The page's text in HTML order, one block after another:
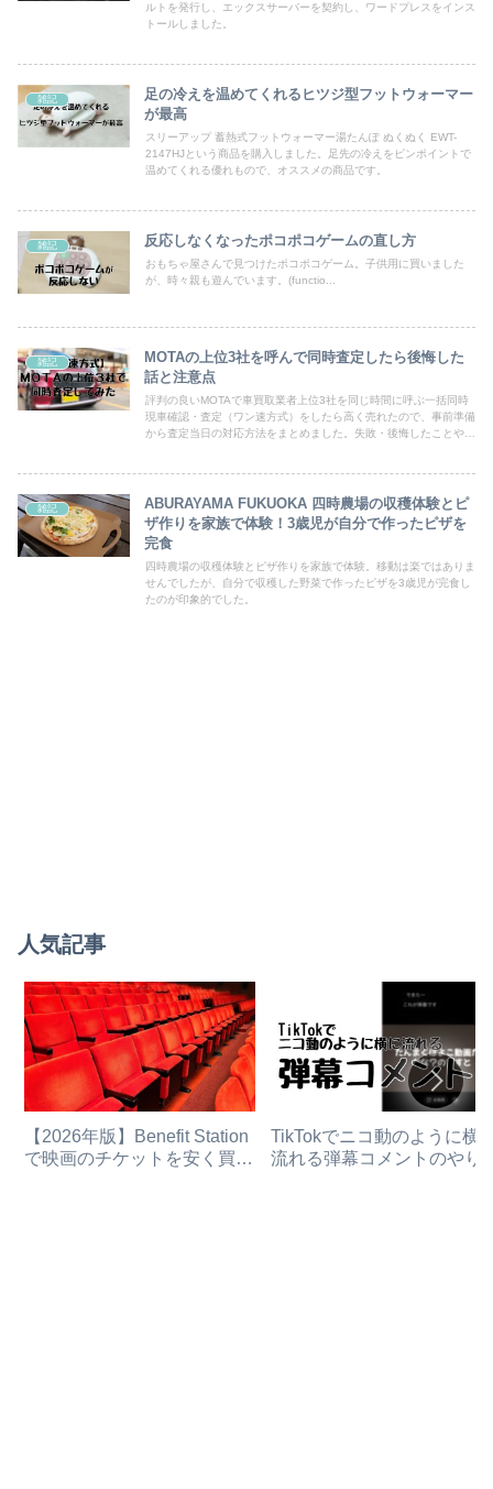
ルトを発行し、エックスサーバーを契約し、ワードプレスをインス
トールしました。
雑記
足の冷えを温めてくれるヒツジ型フットウォーマー
が最高
スリーアップ 蓄熱式フットウォーマー湯たんぽ ぬくぬく EWT-
2147HJという商品を購入しました。足先の冷えをピンポイントで
温めてくれる優れもので、オススメの商品です。
雑記 反応しなくなったポコポコゲームの直し方
おもちゃ屋さんで見つけたポコポコゲーム。子供用に買いました
が、時々親も遊んでいます。(functio...
雑記
MOTAの上位3社を呼んで同時査定したら後悔した
話と注意点
評判の良いMOTAで車買取業者上位3社を同じ時間に呼ぶ一括同時
現車確認・査定（ワン速方式）をしたら高く売れたので、事前準備
から査定当日の対応方法をまとめました。失敗・後悔したことや談
雑記
ABURAYAMA FUKUOKA 四時農場の収穫体験とピ
ザ作りを家族で体験！3歳児が自分で作ったピザを
完食
四時農場の収穫体験とピザ作りを家族で体験。移動は楽ではありま
せんでしたが、自分で収穫した野菜で作ったピザを3歳児が完食し
たのが印象的でした。
人気記事
【2026年版】Benefit Station
で映画のチケットを安く買う
TikTokでニコ動のように横
流れる弾幕コメントのやり